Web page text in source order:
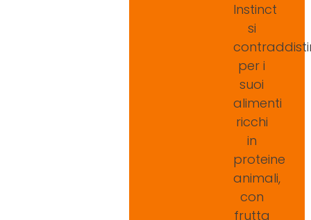
Instinct
si
per i
suoi
alimenti
ricchi
in
proteine
animali,
con
frutta